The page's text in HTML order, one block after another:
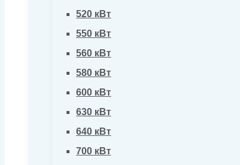
520 кВт
550 кВт
560 кВт
580 кВт
600 кВт
630 кВт
640 кВт
700 кВт